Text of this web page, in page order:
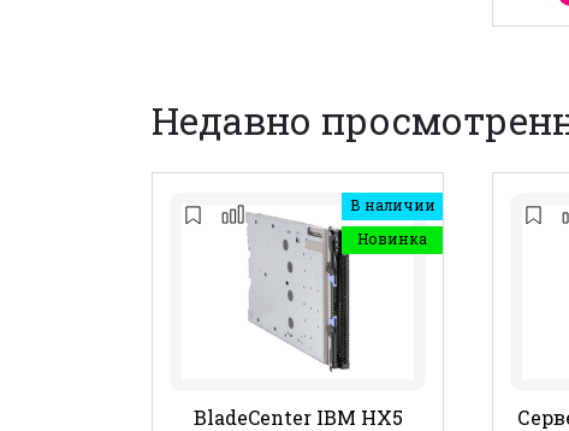
Недавно
В наличии
Новинка
BladeCenter IBM HX5